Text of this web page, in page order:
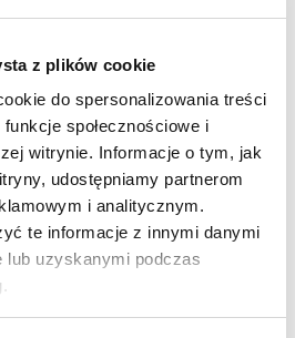
z plików cookie
do spersonalizowania treści
społecznościowe i
witrynie. Informacje o tym, jak
udostępniamy partnerom
i analitycznym.
te informacje z innymi danymi
lub uzyskanymi podczas